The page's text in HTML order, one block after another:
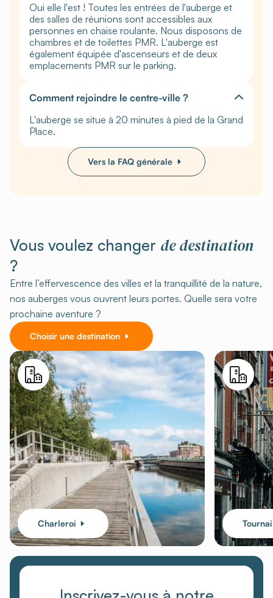
Oui elle l'est ! Toutes les entrées de l'auberge et
des salles de réunions sont accessibles aux
personnes en chaise roulante. Nous disposons de
chambres et de toilettes PMR. L'auberge est
également équipée d'ascenseurs et de deux
emplacements PMR sur le parking.
Comment rejoindre le centre-ville ?
L'auberge se situe à 20 minutes à pied de la Grand
Place.
Vers la FAQ générale
Vous voulez changer de destination
?
Entre l’effervescence des villes et la tranquillité de la nature,
nos auberges vous ouvrent leurs portes. Quelle sera votre
prochaine aventure ?
Choisir une destination
Charleroi Tournai